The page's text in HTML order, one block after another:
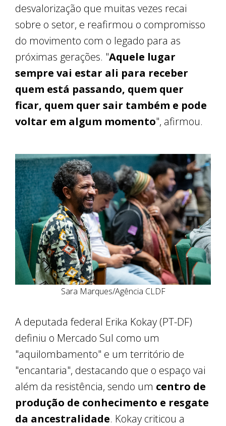
desvalorização que muitas vezes recai
sobre o setor, e reafirmou o compromisso
do movimento com o legado para as
próximas gerações. "Aquele lugar
sempre vai estar ali para receber
quem está passando, quem quer
ficar, quem quer sair também e pode
voltar em algum momento", afirmou.
Sara Marques/Agência CLDF
A deputada federal Erika Kokay (PT-DF)
definiu o Mercado Sul como um
"aquilombamento" e um território de
"encantaria", destacando que o espaço vai
além da resistência, sendo um centro de
produção de conhecimento e resgate
da ancestralidade. Kokay criticou a